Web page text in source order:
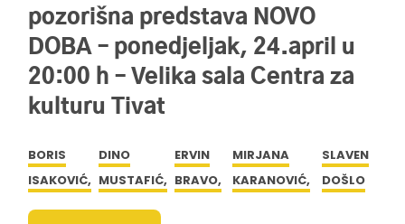
pozorišna predstava NOVO
DOBA – ponedjeljak, 24.april u
20:00 h – Velika sala Centra za
kulturu Tivat
BORIS
ISAKOVIĆ,
DINO
MUSTAFIĆ,
ERVIN
BRAVO,
MIRJANA
KARANOVIĆ,
SLAVEN
DOŠLO